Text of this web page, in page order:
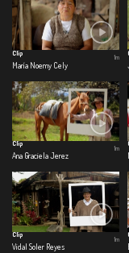
Clip
María Noemy Cely
1m
Clip
Ana Graciela Jerez
1m
Clip
Vidal Soler Reyes
1m